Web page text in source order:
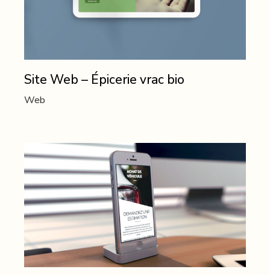
Site Web – Épicerie vrac bio
Web